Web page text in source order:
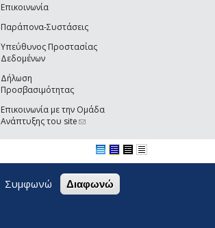
Επικοινωνία
Παράπονα-Συστάσεις
Υπεύθυνος Προστασίας
Δεδομένων
Δήλωση
Προσβασιμότητας
Επικοινωνία με την Ομάδα
Ανάπτυξης του site(link sends e-mail)
Συμφωνώ Διαφωνώ